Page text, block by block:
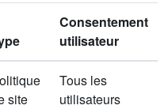
Consentement
utilisateur
site
Tous les
utilisateurs